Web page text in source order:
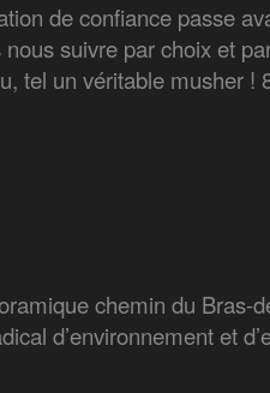
de confiance passe
suivre par choix et
tel un véritable musher !
chemin du Bras-
d’environnement et